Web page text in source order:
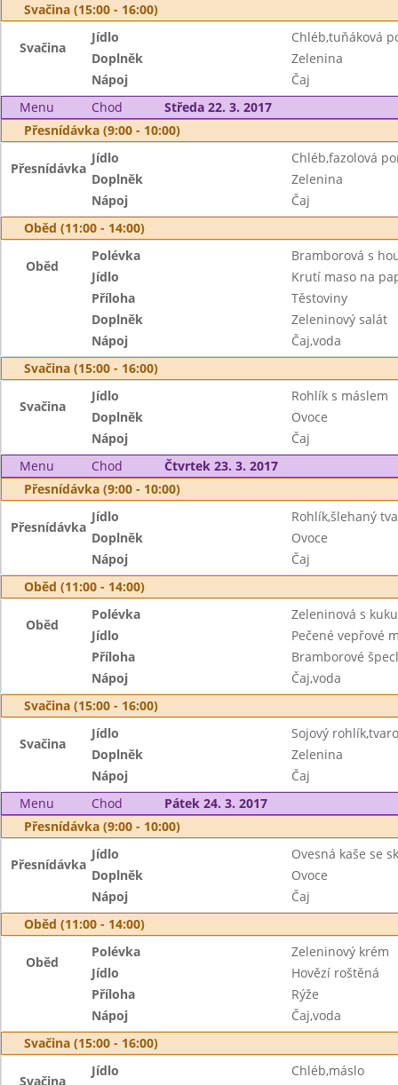
Svačina (15:00 - 16:00)
Svačina
Jídlo
Chléb,tuňáková
Doplněk
Zelenina
Nápoj
Čaj
Menu
Chod
Středa 22. 3. 2017
Přesnídávka (9:00 - 10:00)
Přesnídávka
Jídlo
Chléb,fazolová
Doplněk
Zelenina
Nápoj
Čaj
Oběd (11:00 - 14:00)
Oběd
Polévka
Bramborová s
Jídlo
Krutí maso na
Příloha
Těstoviny
Doplněk
Zeleninový salát
Nápoj
Čaj,voda
Svačina (15:00 - 16:00)
Svačina
Jídlo
Rohlík s máslem
Doplněk
Ovoce
Nápoj
Čaj
Menu
Chod
Čtvrtek 23. 3. 2017
Přesnídávka (9:00 - 10:00)
Přesnídávka
Jídlo
Rohlík,šlehaný
Doplněk
Ovoce
Nápoj
Čaj
Oběd (11:00 - 14:00)
Oběd
Polévka
Zeleninová s
Jídlo
Pečené vepřové
Příloha
Bramborové
Nápoj
Čaj,voda
Svačina (15:00 - 16:00)
Svačina
Jídlo
Sojový
Doplněk
Zelenina
Nápoj
Čaj
Menu
Chod
Pátek 24. 3. 2017
Přesnídávka (9:00 - 10:00)
Přesnídávka
Jídlo
Ovesná kaše se
Doplněk
Ovoce
Nápoj
Čaj
Oběd (11:00 - 14:00)
Oběd
Polévka
Zeleninový krém
Jídlo
Hovězí roštěná
Příloha
Rýže
Nápoj
Čaj,voda
Svačina (15:00 - 16:00)
Svačina
Jídlo
Chléb,máslo